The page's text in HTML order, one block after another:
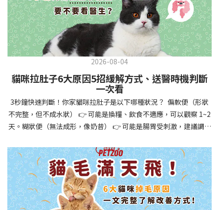
慣，讓家中環境保持乾淨舒適。增強溝通與信任關係訓練過程就像
建立一種共同語言，幫助你和幼犬更好地理解彼此。當幼犬學會回
應你的指令，不只增加了互動機會，也建立了主人作為領導者的地
位。正向獎勵式訓練更能培養幼犬對你的信任感，強化情感連結，
創造更和諧的相處模式。培養社交技能與適應能力及早接觸各種環
境和刺激，能幫助幼犬成長為自信穩定的成犬。適當的社會化訓練
讓牠們學會如何與其他狗狗、動物和人類和平相處，減少恐懼或攻
擊行為。這種適應能力使幼犬未來能從容面對獸醫檢查、美容
salon、寄宿或旅行等各種情境，大大提升生活品質。 訓練幼犬不只
是教會指令，更是塑造性格和習慣的過程！ 透過耐心且一致的訓
練，你不僅能擁有一隻聽話的好狗狗，更能建立起相互尊重的終身
相處中獲得回報狗狗訓練指南，六步驟培養幼犬開始幼犬訓練時，
系統性的方法能帶來最佳效果。從信任建立到習慣養成，每個階段
都至關重要，缺一不可。良好的訓練應循序漸進，把握幼犬成長敏
感期，以積極正向的方式引導。遵循這六個步驟，即使是第一次養
狗的新手，也能輕鬆將調皮的小狗訓練成聽話的好夥伴！建立信任
2026-08-04
貓咪拉肚子6大原因5招緩解方式、送醫時機判斷
一次看
3秒鐘快速判斷！你家貓咪拉肚子是以下哪種狀況？ 偏軟便（形狀
不完整，但不成水狀） 👉 可能是換糧、飲食不適應，可以觀察 1~2
天。糊狀便（無法成形，像奶昔） 👉 可能是腸胃受刺激，建議調整
若超過 24 小時沒改善，建議就醫。血便（帶血絲或黑色糞便） 👉
可能是嚴重腸胃問題，應立即帶去獸醫院！想知道貓咪拉肚子的真
正原因，只要透過 5 個簡單步驟，就能判斷問題嚴重性，決定是否
需要就醫！接下來我們一起來看看該怎麼做吧！🐾 貓咪拉肚子怎麼
辦？5步驟判斷貓咪拉肚子是否需要馬上看醫生貓咪拉肚子的因素與